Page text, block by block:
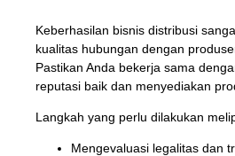
Keberhasilan bisnis distribusi
kualitas hubungan dengan
Pastikan Anda bekerja sama
reputasi baik dan menyediakan
Langkah yang perlu dilakukan
Mengevaluasi legalitas dan